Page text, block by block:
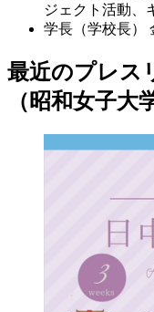
ジェクト活動、
学長（学校長）
最近のプレス
（昭和女子大